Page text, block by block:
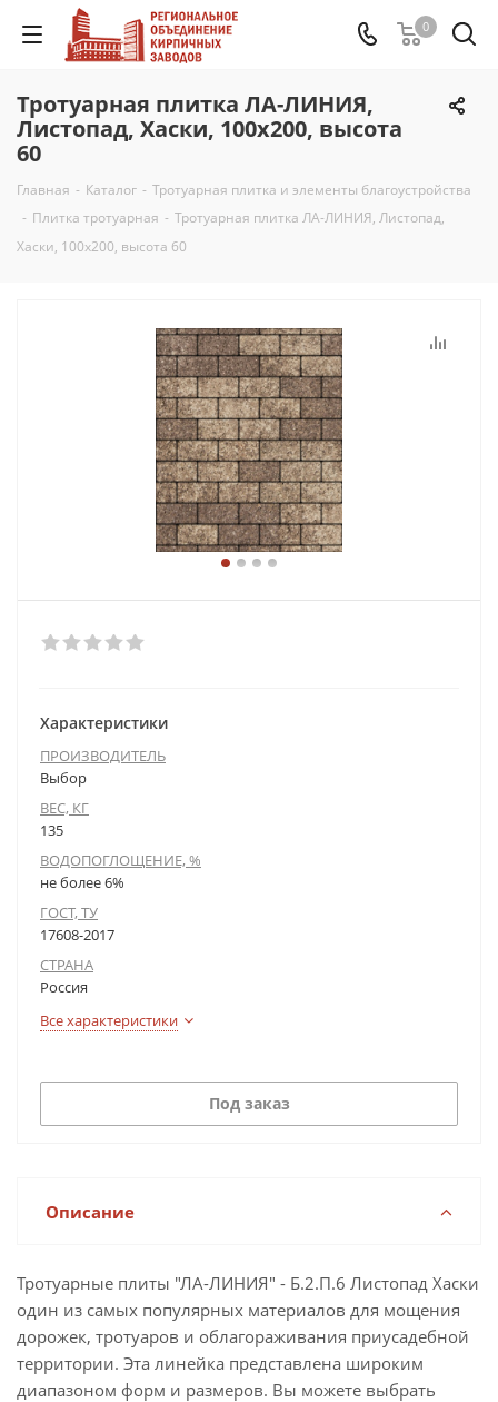
0
Тротуарная плитка ЛА-ЛИНИЯ,
Листопад, Хаски, 100х200, высота
60
Главная - Каталог - Тротуарная плитка и элементы благоустройства
- Плитка тротуарная - Тротуарная плитка ЛА-ЛИНИЯ, Листопад,
Хаски, 100х200, высота 60
Характеристики
ПРОИЗВОДИТЕЛЬ
Выбор
ВЕС, КГ
135
ВОДОПОГЛОЩЕНИЕ, %
не более 6%
ГОСТ, ТУ
17608-2017
СТРАНА
Россия
Все характеристики
Под заказ
Описание
Тротуарные плиты "ЛА-ЛИНИЯ" - Б.2.П.6 Листопад Хаски
один из самых популярных материалов для мощения
дорожек, тротуаров и облагораживания приусадебной
территории. Эта линейка представлена широким
диапазоном форм и размеров. Вы можете выбрать